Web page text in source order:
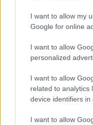
I want to allow my
Google for online
I want to allow
personalized
I want to allow
related to analytics
device identifiers in
I want to allow
Από την άλλη
ο Ευαγγελισμός
μόλις δύο
ελεύθερα
να χρειασθεί να
ασθενοφόρααπό
περιστατικά, που
Σισμανόγλειο